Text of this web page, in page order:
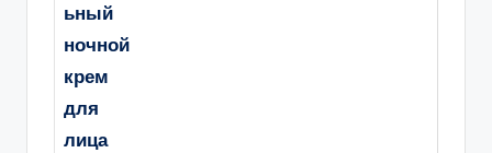
ьный
ночной
крем
для
лица